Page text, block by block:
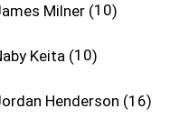
Milner 10
Keita 10
Henderson 16